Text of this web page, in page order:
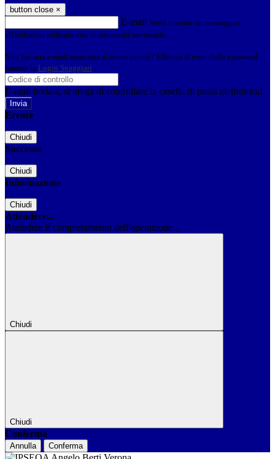
button close ×
E-mail Verrà inviato un messaggio
all'indirizzo indicato con le istruzioni necessarie.
Non hai una e-mail associata al nome utente? Effettua il reset della password
tramite la Login Spaggiari
E-mail inviata, si prega di controllare la casella di posta elettronica!
Errore
Chiudi
Successo
Chiudi
Informazione
Chiudi
Attendere...
Attendere il completamento dell'operazione...
Chiudi
Chiudi
Conferma
Annulla Conferma